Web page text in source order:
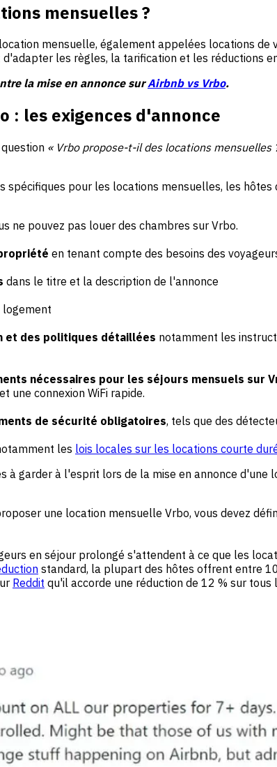
mensuelles ?
mensuelle, également appelées locations
les règles, la tarification et les réductions
la mise en annonce surAirbnb vs Vrbo.
: les exigences d'annonce
« Vrbo propose-t-il des locations mensuelles
pour les locations mensuelles, les hôtes
ne pouvez pas louer des chambres sur Vrbo.
en tenant compte des besoins des
dans le titre et la description de l'annonce
logement
et des politiques détaillées notamment les
nécessaires pour les séjours mensuels sur
une connexion WiFi rapide.
de sécurité obligatoires, tels que des
les lois locales sur les locations courte
à garder à l'esprit lors de la mise en annonce d'une
une location mensuelle Vrbo, vous devez
en séjour prolongé s'attendent à ce que les
standard, la plupart des hôtes offrent entre
Reddit qu'il accorde une réduction de 12 % sur tous